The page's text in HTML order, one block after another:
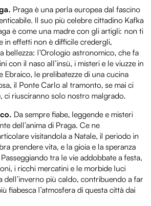
Praga è una perla europea dal fascino
Il suo più celebre cittadino Kafka
è come una madre con gli artigli: non ti
in effetti non è difficile credergli,
bellezza: l’Orologio astronomico, che fa
con il naso all’insù, i misteri e le viuzze in
Ebraico, le prelibatezze di una cucina
il Ponte Carlo al tramonto, se mai ci
ci riusciranno solo nostro malgrado.
Da sempre fiabe, leggende e misteri
dell’anima di Praga. Ce ne
visitandola a Natale, il periodo in
prendere vita, e la gioia e la speranza
tra le vie addobbate a festa,
i ricchi mercatini e le morbide luci
dell’inverno più caldo, contribuendo a far
fiabesca l’atmosfera di questa città dai